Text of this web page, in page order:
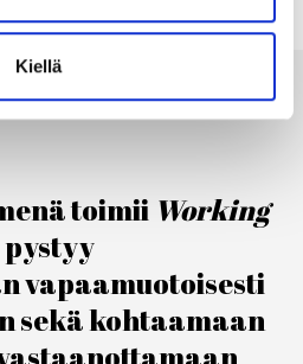
Kiellä
toimii Working
pystyy
vapaamuotoisesti
sekä kohtaamaan